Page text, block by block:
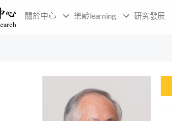
關於中心 樂齡learning 研究發展